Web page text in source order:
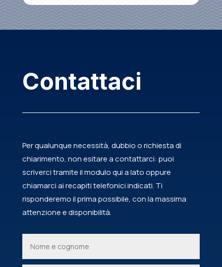
Contattaci
Per qualunque necessità, dubbio o richiesta di
chiarimento, non esitare a contattarci: puoi
scriverci tramite il modulo qui a lato oppure
chiamarci ai recapiti telefonici indicati. Ti
risponderemo il prima possibile, con la massima
attenzione e disponibilità.